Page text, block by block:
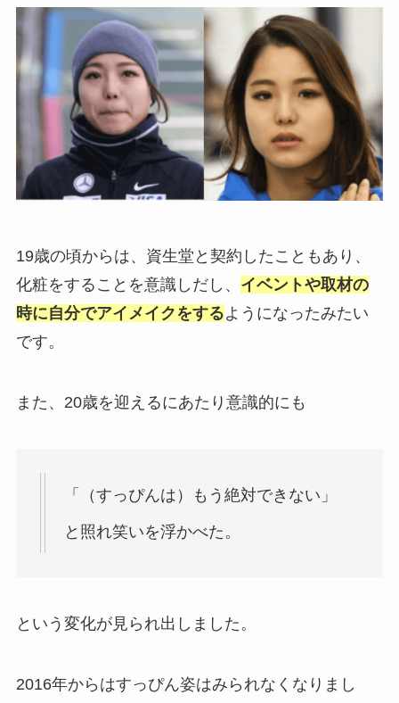
19歳の頃からは、資生堂と契約したこともあり、
化粧をすることを意識しだし、 イベントや取材の
時に自分でアイメイクをするようになったみたい
です。
また、20歳を迎えるにあたり意識的にも
「（すっぴんは）もう絶対できない」
と照れ笑いを浮かべた。
という変化が見られ出しました。
2016年からはすっぴん姿はみられなくなりまし